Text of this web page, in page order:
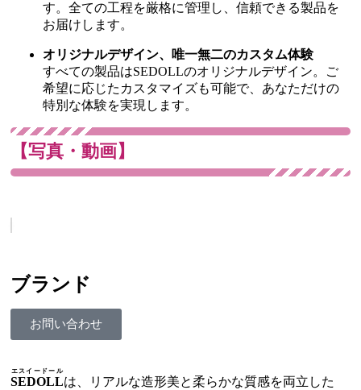
す。全ての工程を厳格に管理し、信頼できる製品を
お届けします。
オリジナルデザイン、唯一無二のカスタム体験
すべての製品はSEDOLLのオリジナルデザイン。ご
希望に応じたカスタマイズも可能で、あなただけの
特別な体験を実現します。
【写真・動画】
ブランド
お問い合わせ
SEDOLL
エスイードール
は、リアルな造形美と柔らかな質感を両立した